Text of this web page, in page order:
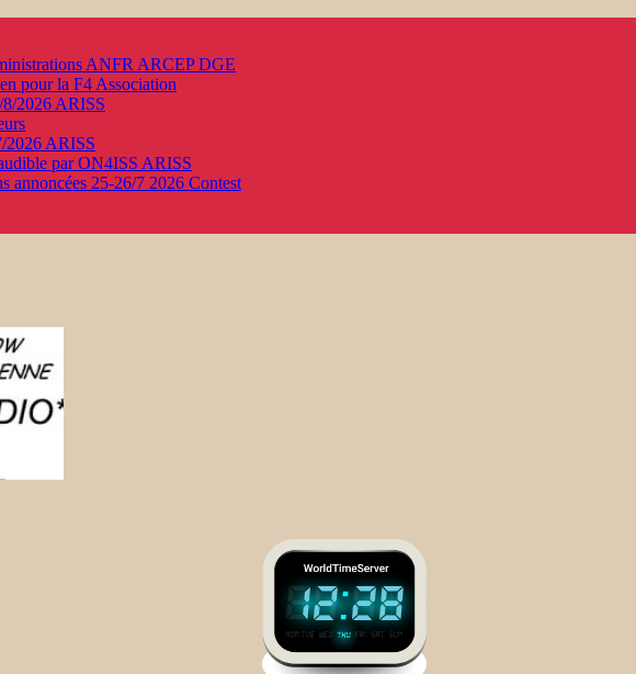
ANFR ARCEP DGE
pour la F4 Association
2026 ARISS
2026 ARISS
par ON4ISS ARISS
annoncées 25-26/7 2026 Contest